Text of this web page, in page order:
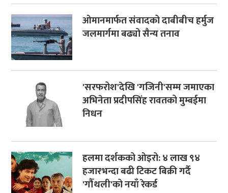
ओमानमार्फत संवादको दाबीबीच हर्मुज
जलमार्गमा बढ्यो सैन्य तनाव
'सरफरोश'देखि 'गजिनी'सम्म जमाएका
अभिनेता प्रदीपसिंह रावतको मुम्बईमा
निधन
हलमा दर्शकको ओइरो: ४ लाख ९४
हजारभन्दा बढी टिकट बिक्री गर्दै
'गौँथली'को नयाँ रेकर्ड